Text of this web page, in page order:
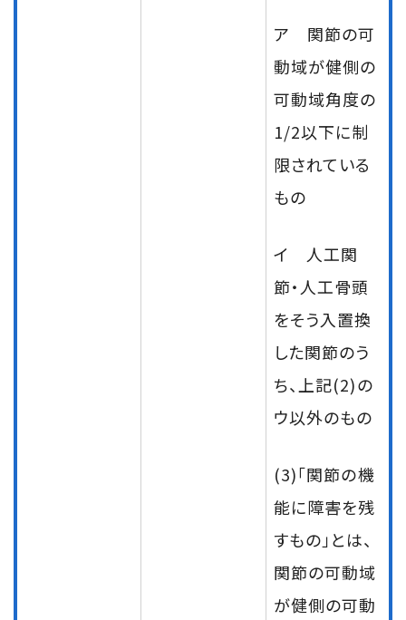
ア 関節の可
動域が健側の
可動域角度の
1/2以下に制
限されている
もの
イ 人工関
節・人工骨頭
をそう入置換
した関節のう
ち、上記(2)の
ウ以外のもの
(3)「関節の機
能に障害を残
すもの」とは、
関節の可動域
が健側の可動